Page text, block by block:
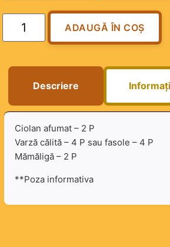
ADAUGĂ ÎN COȘ
Descriere
Ciolan afumat – 2 P
Varză călită – 4 P sau fasole – 4 P
Mămăligă – 2 P
**Poza informativa